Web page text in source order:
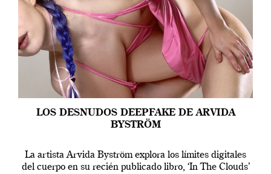
LOS DESNUDOS DEEPFAKE DE ARVIDA
BYSTRÖM
La artista Arvida Byström explora los límites digitales
del cuerpo en su recién publicado libro, ‘In The Clouds’